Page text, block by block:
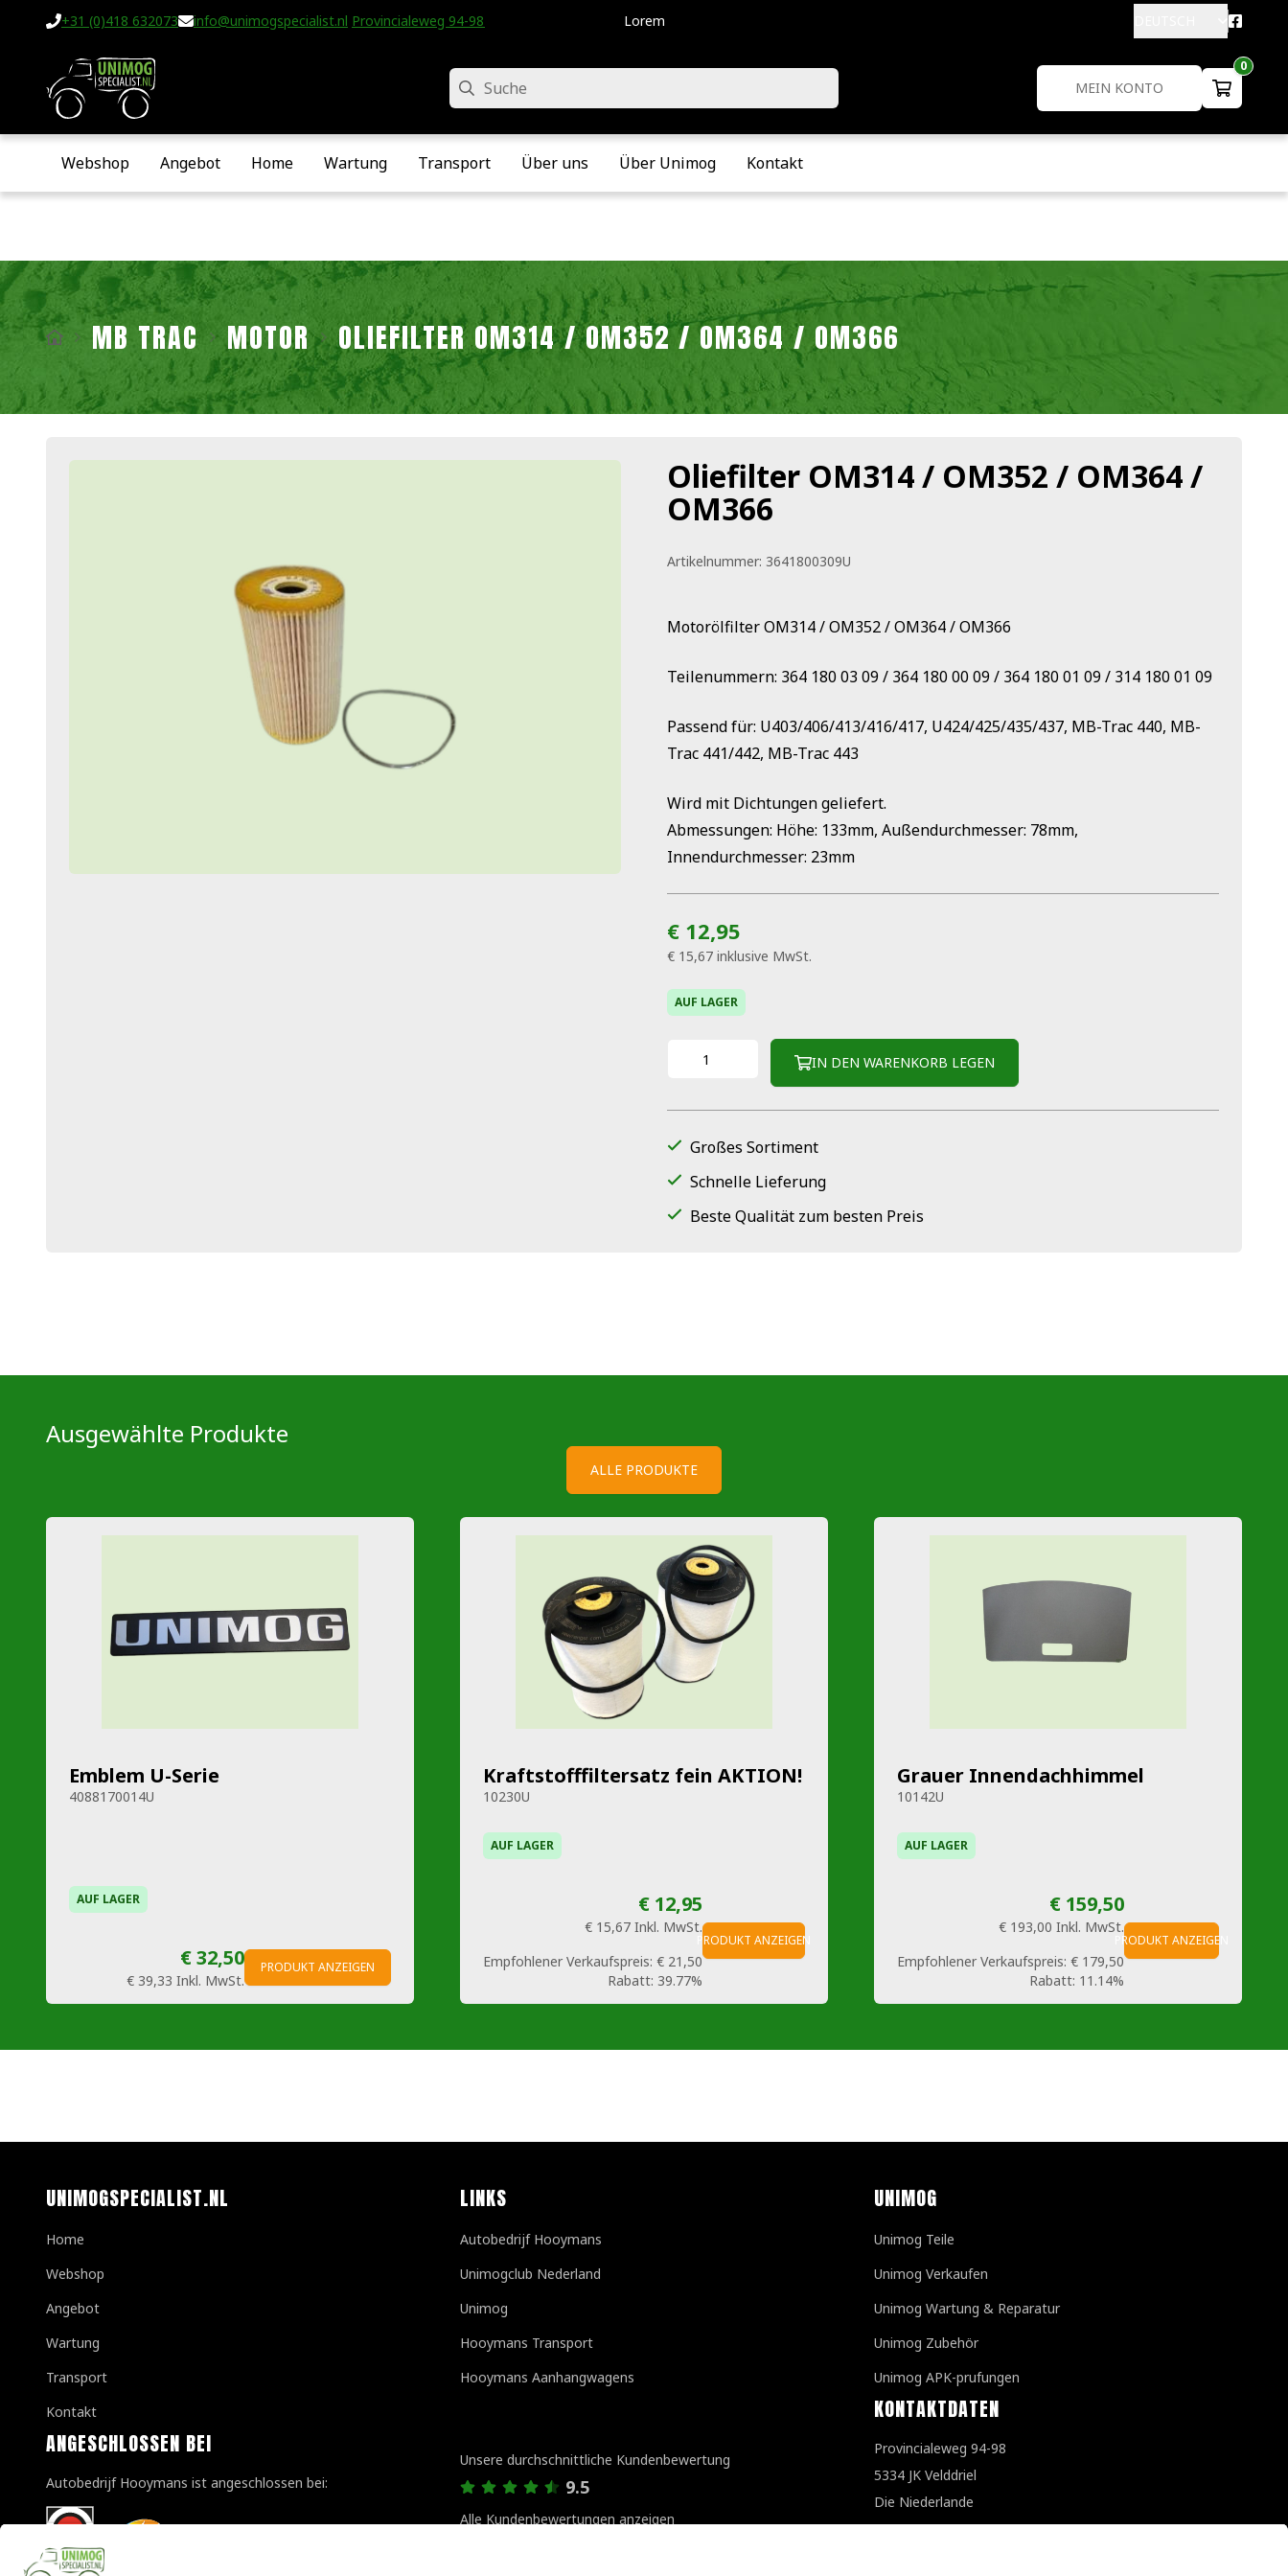
+31 (0)418 632073 info@unimogspecialist.nl Provincialeweg 94-98 • Velddriel • Die Niederlande
Lorem
MEIN KONTO
0
Suche
Webshop Angebot Home Wartung Transport Über uns Über Unimog Kontakt
MB TRAC MOTOR OLIEFILTER OM314 / OM352 / OM364 / OM366
Oliefilter OM314 / OM352 / OM364 /
OM366
Artikelnummer: 3641800309U
Motorölfilter OM314 / OM352 / OM364 / OM366
Teilenummern: 364 180 03 09 / 364 180 00 09 / 364 180 01 09 / 314 180 01 09
Passend für: U403/406/413/416/417, U424/425/435/437, MB-Trac 440, MB-
Trac 441/442, MB-Trac 443
Wird mit Dichtungen geliefert.
Abmessungen: Höhe: 133mm, Außendurchmesser: 78mm,
Innendurchmesser: 23mm
€ 12,95
€ 15,67 inklusive MwSt.
AUF LAGER
IN DEN WARENKORB LEGEN
Großes Sortiment
Schnelle Lieferung
Beste Qualität zum besten Preis
Ausgewählte Produkte
ALLE PRODUKTE
Emblem U-Serie
4088170014U
AUF LAGER
€ 32,50
€ 39,33 Inkl. MwSt.
PRODUKT ANZEIGEN
Kraftstofffiltersatz fein AKTION!
10230U
AUF LAGER
€ 12,95
€ 15,67 Inkl. MwSt.
Empfohlener Verkaufspreis: € 21,50
Rabatt: 39.77%
PRODUKT ANZEIGEN
Grauer Innendachhimmel
10142U
AUF LAGER
€ 159,50
€ 193,00 Inkl. MwSt.
Empfohlener Verkaufspreis: € 179,50
Rabatt: 11.14%
PRODUKT ANZEIGEN
UNIMOGSPECIALIST.NL
Home
Webshop
Angebot
Wartung
Transport
Kontakt
ANGESCHLOSSEN BEI
Autobedrijf Hooymans ist angeschlossen bei:
LINKS
Autobedrijf Hooymans
Unimogclub Nederland
Unimog
Hooymans Transport
Hooymans Aanhangwagens
Unsere durchschnittliche Kundenbewertung
9.5
Alle Kundenbewertungen anzeigen
UNIMOG
Unimog Teile
Unimog Verkaufen
Unimog Wartung & Reparatur
Unimog Zubehör
Unimog APK-prufungen
KONTAKTDATEN
Provincialeweg 94-98
5334 JK Velddriel
Die Niederlande